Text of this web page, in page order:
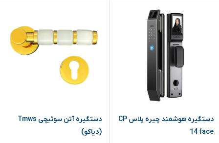
دستگیره هوشمند چیره پلاس CP
14 face
دستگیره آتن سوئیچی Tmws
(دیاکو)